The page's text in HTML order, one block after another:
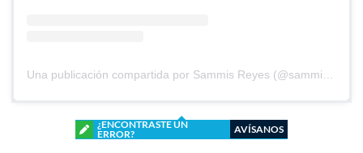
¿ENCONTRASTE UN
ERROR?
AVÍSANOS